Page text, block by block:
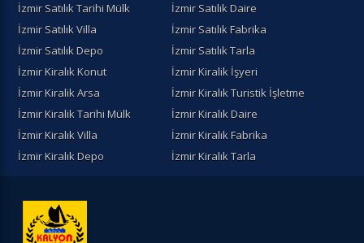
İzmir Satılık Tarihi Mülk
İzmir Satılık Daire
İzmir Satılık Villa
İzmir Satılık Fabrika
İzmir Satılık Depo
İzmir Satılık Tarla
İzmir Kiralık Konut
İzmir Kiralik İşyeri
İzmir Kiralik Arsa
İzmir Kiralık Turistik İşletme
İzmir Kiralik Tarihi Mülk
İzmir Kiralık Daire
İzmir Kiralık Villa
İzmir Kiralık Fabrika
İzmir Kiralık Depo
İzmir Kiralık Tarla